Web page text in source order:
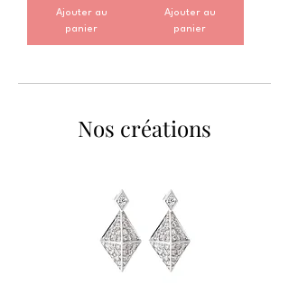
Ajouter au
panier
Ajouter au
panier
Nos créations